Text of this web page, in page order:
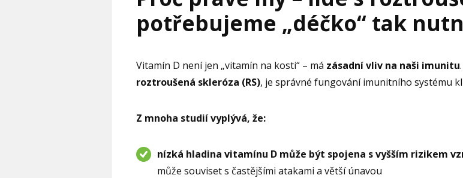
potřebujeme „déčko“ tak
Vitamín D není jen „vitamín na kosti“ – má zásadní vliv na naši imunitu
roztroušená skleróza (RS), je správné fungování imunitního systému
Z mnoha studií vyplývá, že:
nízká hladina vitamínu D může být spojena s vyšším rizikem
může souviset s častějšími atakami a větší únavou